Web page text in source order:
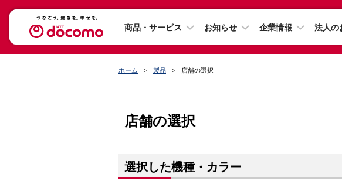
商品・サービス お知らせ 企業情報 法人の
ホーム 製品 店舗の選択
店舗の選択
選択した機種・カラー